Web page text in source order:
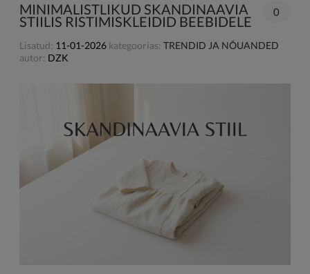
MINIMALISTLIKUD SKANDINAAVIA
STIILIS RISTIMISKLEIDID BEEBIDELE
0
Lisatud: 11-01-2026 kategoorias: TRENDID JA NÕUANDED
autor: DZK